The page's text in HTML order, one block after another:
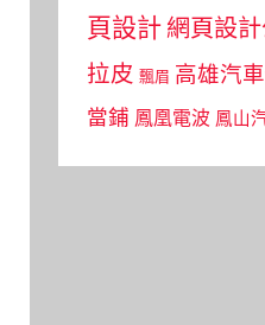
頁設計 網頁設
拉皮 飄眉 高雄汽
當鋪 鳳凰電波 鳳山